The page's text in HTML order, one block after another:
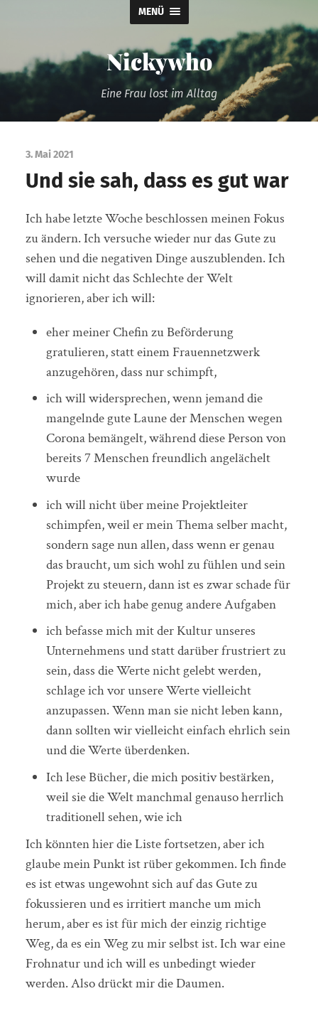
MENÜ
Nickywho
Eine Frau lost im Alltag
3. Mai 2021
Und sie sah, dass es gut war
Ich habe letzte Woche beschlossen meinen Fokus
zu ändern. Ich versuche wieder nur das Gute zu
sehen und die negativen Dinge auszublenden. Ich
will damit nicht das Schlechte der Welt
ignorieren, aber ich will:
eher meiner Chefin zu Beförderung
gratulieren, statt einem Frauennetzwerk
anzugehören, dass nur schimpft,
ich will widersprechen, wenn jemand die
mangelnde gute Laune der Menschen wegen
Corona bemängelt, während diese Person von
bereits 7 Menschen freundlich angelächelt
wurde
ich will nicht über meine Projektleiter
schimpfen, weil er mein Thema selber macht,
sondern sage nun allen, dass wenn er genau
das braucht, um sich wohl zu fühlen und sein
Projekt zu steuern, dann ist es zwar schade für
mich, aber ich habe genug andere Aufgaben
ich befasse mich mit der Kultur unseres
Unternehmens und statt darüber frustriert zu
sein, dass die Werte nicht gelebt werden,
schlage ich vor unsere Werte vielleicht
anzupassen. Wenn man sie nicht leben kann,
dann sollten wir vielleicht einfach ehrlich sein
und die Werte überdenken.
Ich lese Bücher, die mich positiv bestärken,
weil sie die Welt manchmal genauso herrlich
traditionell sehen, wie ich
Ich könnten hier die Liste fortsetzen, aber ich
glaube mein Punkt ist rüber gekommen. Ich finde
es ist etwas ungewohnt sich auf das Gute zu
fokussieren und es irritiert manche um mich
herum, aber es ist für mich der einzig richtige
Weg, da es ein Weg zu mir selbst ist. Ich war eine
Frohnatur und ich will es unbedingt wieder
werden. Also drückt mir die Daumen.